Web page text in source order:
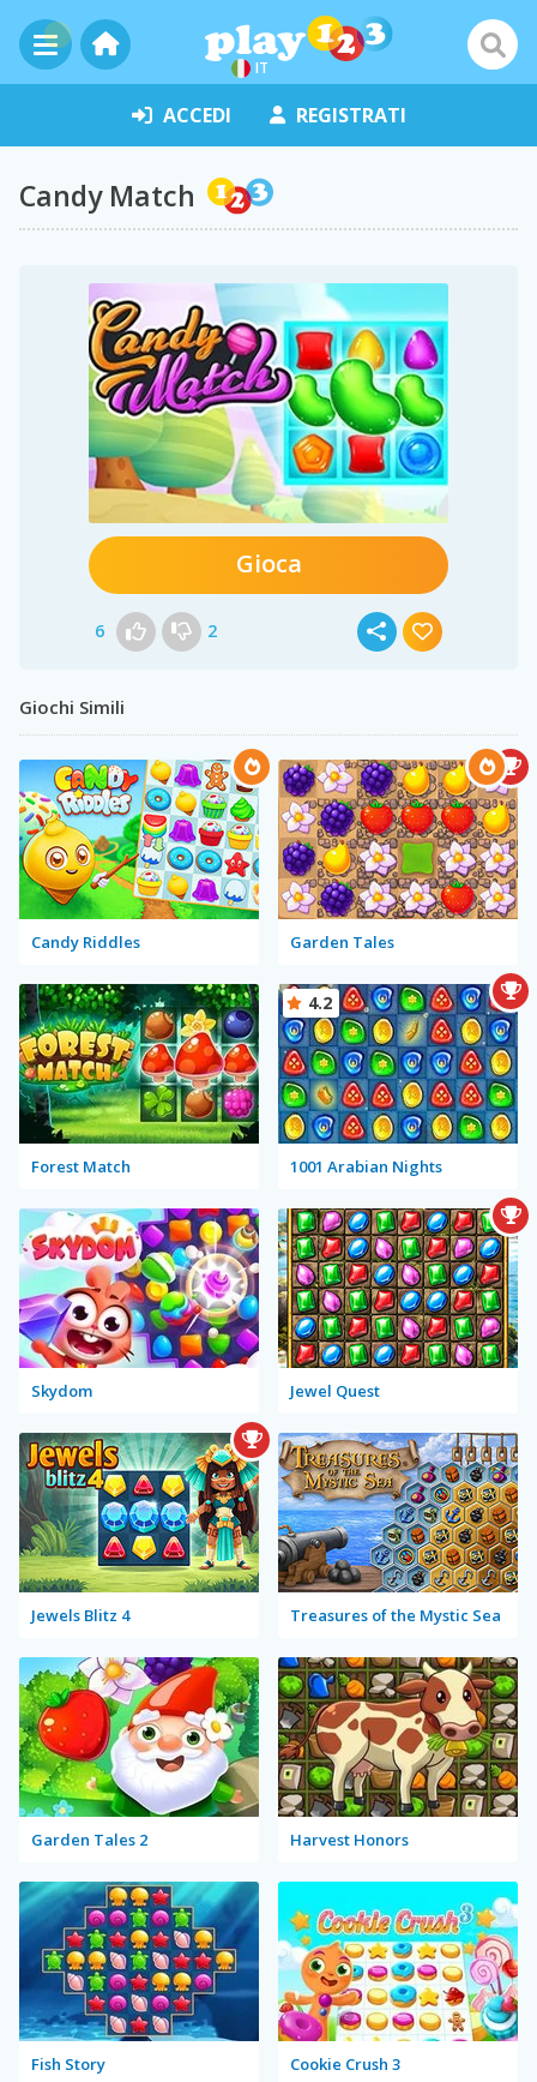
IT
ACCEDI REGISTRATI
Candy Match
Gioca
6 2
Giochi Simili
Candy Riddles Garden Tales
Forest Match 1001 Arabian Nights
4.2
Skydom Jewel Quest
Jewels Blitz 4 Treasures of the Mystic Sea
Garden Tales 2 Harvest Honors
Fish Story Cookie Crush 3